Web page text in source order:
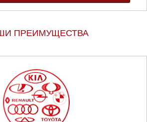
ПРЕИМУЩЕСТВА